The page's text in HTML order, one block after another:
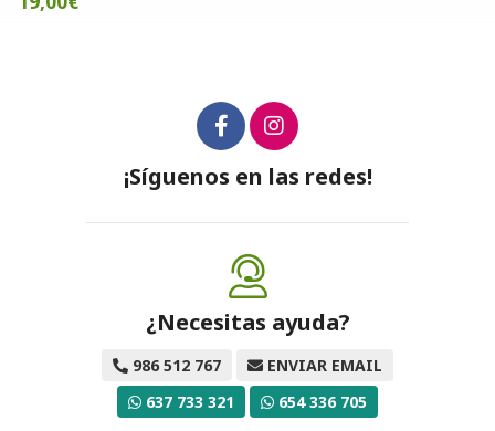
¡Síguenos en las redes!
¿Necesitas ayuda?
986 512 767
ENVIAR EMAIL
637 733 321
654 336 705